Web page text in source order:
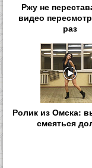
Ржу не
видео
раз
Ролик из Омска:
смеяться